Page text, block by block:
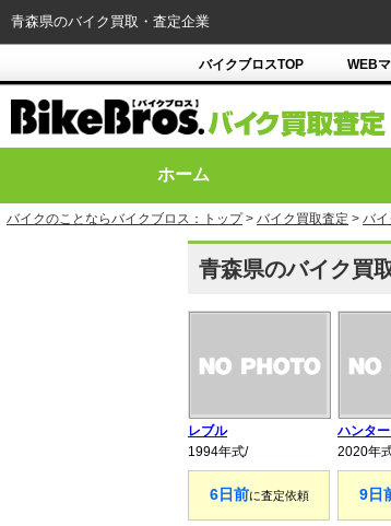
青森県のバイク買取・査定企業
バイクブロスTOP WEB
ホーム
バイクのことならバイクブロス：トップ> バイク買取査定 > バ
青森県のバイク買
レブル
1994年式/
6日前に査定依頼
ハンタ
2020年
9日